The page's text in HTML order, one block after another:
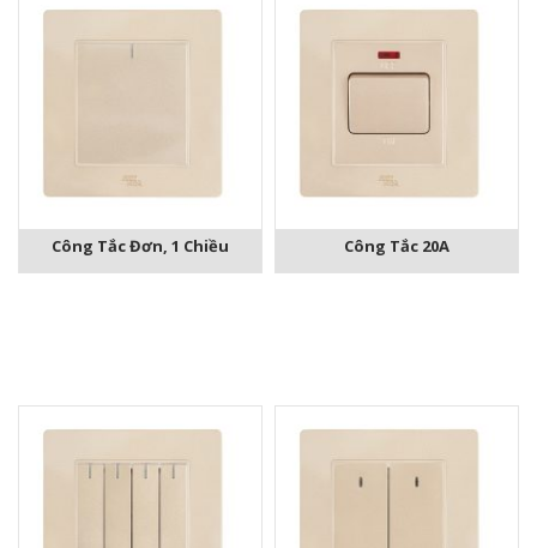
Công Tắc Đơn, 1 Chiều Công Tắc 20A